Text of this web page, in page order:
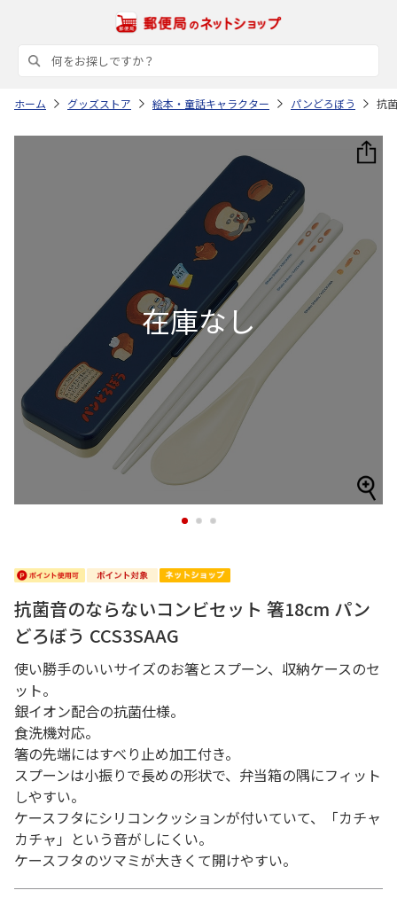
ホーム グッズストア 絵本・童話キャラクター パンどろぼう 抗
1 2 3
抗菌音のならないコンビセット 箸18cm パン
どろぼう CCS3SAAG
使い勝手のいいサイズのお箸とスプーン、収納ケースのセ
ット。
銀イオン配合の抗菌仕様。
食洗機対応。
箸の先端にはすべり止め加工付き。
スプーンは小振りで長めの形状で、弁当箱の隅にフィット
しやすい。
ケースフタにシリコンクッションが付いていて、「カチャ
カチャ」という音がしにくい。
ケースフタのツマミが大きくて開けやすい。